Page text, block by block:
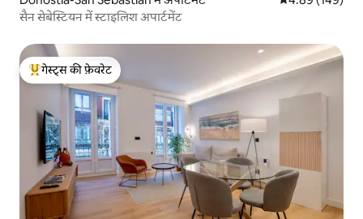
सैन सेबेस्टियन में स्टाइलिश अपार्टमेंट
गेस्ट्स का टॉप फ़ेवरेट
गेस्ट्स की फ़ेवरेट